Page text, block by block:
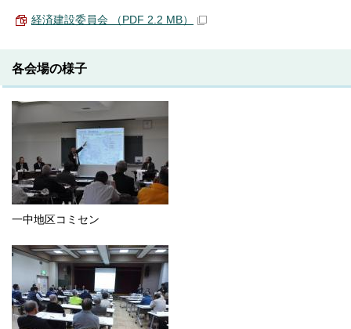
経済建設委員会 （PDF 2.2 MB）
各会場の様子
一中地区コミセン